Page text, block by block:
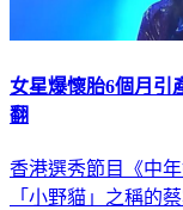
女星爆懷胎6個月
翻
香港選秀節目《中
「小野貓」之稱的